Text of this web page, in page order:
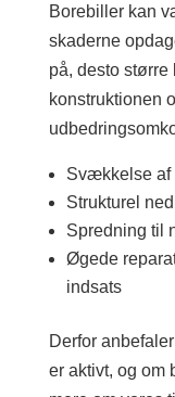
Borebiller kan
skaderne
på, desto
konstruktionen
Svækkelse
Strukturel
Spredning til
Øgede
indsats
Derfor
er aktivt, og om